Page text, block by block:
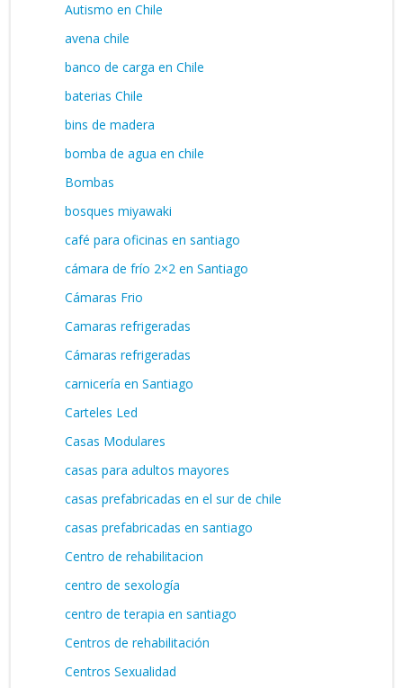
Autismo en Chile
avena chile
banco de carga en Chile
baterias Chile
bins de madera
bomba de agua en chile
Bombas
bosques miyawaki
café para oficinas en santiago
cámara de frío 2×2 en Santiago
Cámaras Frio
Camaras refrigeradas
Cámaras refrigeradas
carnicería en Santiago
Carteles Led
Casas Modulares
casas para adultos mayores
casas prefabricadas en el sur de chile
casas prefabricadas en santiago
Centro de rehabilitacion
centro de sexología
centro de terapia en santiago
Centros de rehabilitación
Centros Sexualidad